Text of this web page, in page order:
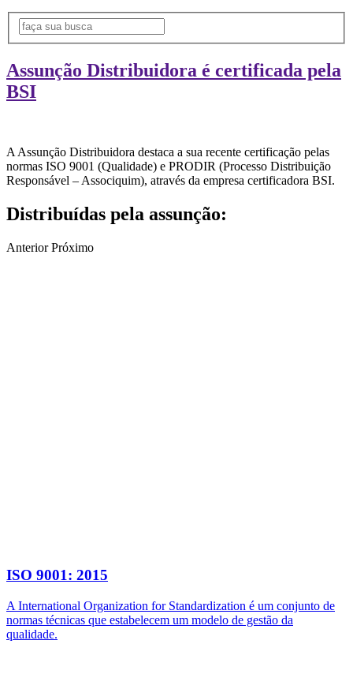
Assunção Distribuidora é certificada pela
BSI
A Assunção Distribuidora destaca a sua recente certificação pelas
normas ISO 9001 (Qualidade) e PRODIR (Processo Distribuição
Responsável – Associquim), através da empresa certificadora BSI.
Distribuídas pela assunção:
Anterior Próximo
ISO 9001: 2015
A International Organization for Standardization é um conjunto de
normas técnicas que estabelecem um modelo de gestão da
qualidade.